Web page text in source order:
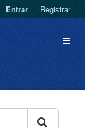
Entrar Registrar